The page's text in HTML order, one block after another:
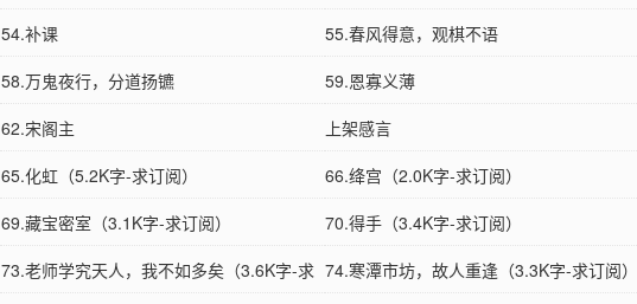
54.补课 55.春风得意，观棋不语
58.万鬼夜行，分道扬镳 59.恩寡义薄
62.宋阁主 上架感言
65.化虹（5.2K字-求订阅） 66.绛宫（2.0K字-求订阅）
69.藏宝密室（3.1K字-求订阅） 70.得手（3.4K字-求订阅）
73.老师学究天人，我不如多矣（3.6K字-求 74.寒潭市坊，故人重逢（3.3K字-求订阅）